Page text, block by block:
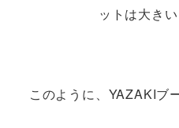
ットは大き
このように、YAZAKIブ